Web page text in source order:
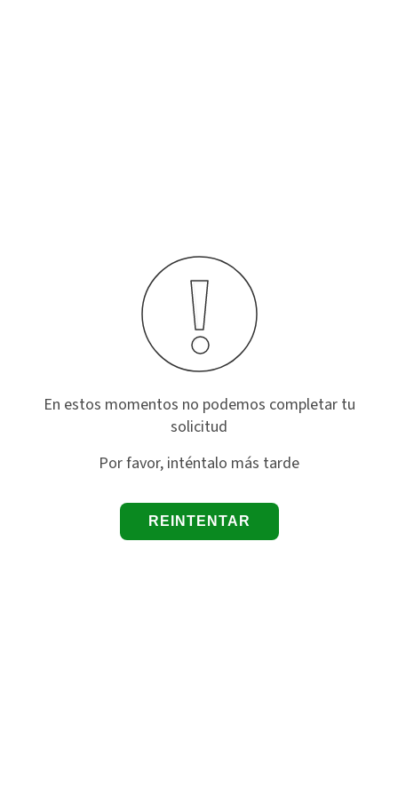
En estos momentos no podemos completar tu
solicitud
Por favor, inténtalo más tarde
REINTENTAR